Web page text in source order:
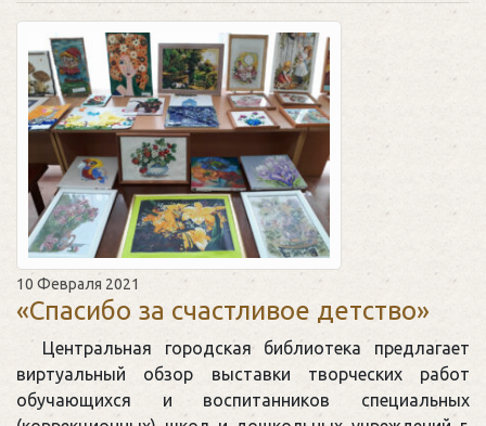
10 Февраля 2021
«Спасибо за счастливое детство»
Центральная городская библиотека предлагает
виртуальный обзор выставки творческих работ
обучающихся и воспитанников специальных